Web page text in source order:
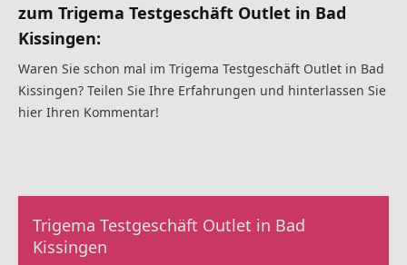
zum Trigema Testgeschäft Outlet in Bad
Kissingen:
Waren Sie schon mal im Trigema Testgeschäft Outlet in Bad
Kissingen? Teilen Sie Ihre Erfahrungen und hinterlassen Sie
hier Ihren Kommentar!
Trigema Testgeschäft Outlet in Bad
Kissingen